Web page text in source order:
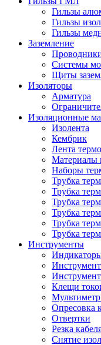
Гильзы
Гильзы
Гильзы
Заземление
Системы
Щиты
Изоляторы
Арматура
Изоляционные
Изолента
Кембрик
Лента
Материалы
Наборы
Трубка
Трубка
Трубка
Трубка
Трубка
Трубка
Инструменты
Клещи
Опресовка
Отвертки
Резка
Снятие